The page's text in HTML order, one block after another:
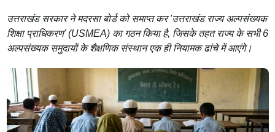
उत्तराखंड सरकार ने मदरसा बोर्ड को समाप्त कर 'उत्तराखंड राज्य अल्पसंख्यक
शिक्षा प्राधिकरण' (USMEA) का गठन किया है, जिसके तहत राज्य के सभी 6
अल्पसंख्यक समुदायों के शैक्षणिक संस्थान एक ही नियामक ढांचे में आएंगे।